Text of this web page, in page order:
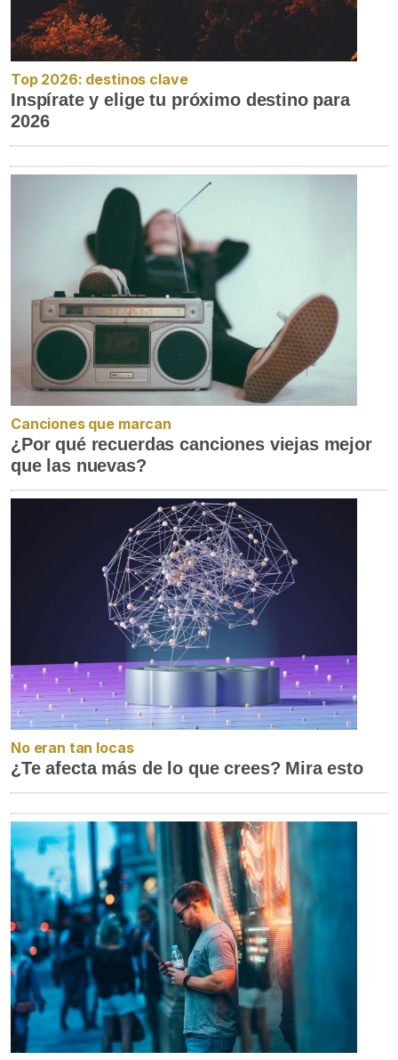
Top 2026: destinos clave
Inspírate y elige tu próximo destino para
2026
Canciones que marcan
¿Por qué recuerdas canciones viejas mejor
que las nuevas?
No eran tan locas
¿Te afecta más de lo que crees? Mira esto